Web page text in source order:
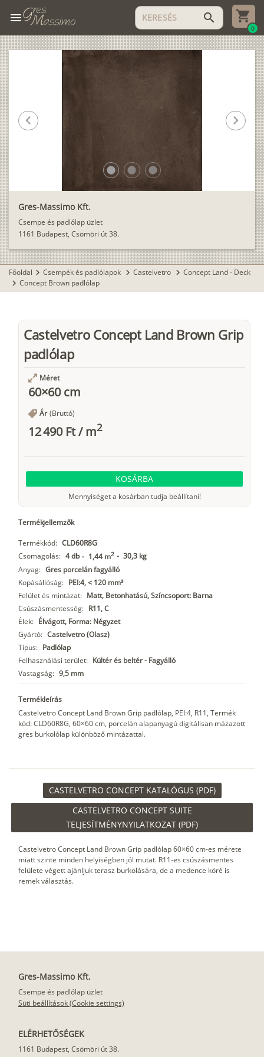
menu search
0
Gres-Massimo Kft.
Csempe és padlólap üzlet
1161 Budapest, Csömöri út 38.
lens lens lens
chevron_left chevron_right
Főoldal chevron_right Csempék és padlólapok chevron_right Castelvetro chevron_right Concept Land - Deck
chevron_right Concept Brown padlólap
Castelvetro Concept Land Brown Grip
padlólap
Méret
60×60 cm
Ár (Bruttó)
12 490 Ft/m2
KOSÁRBA
Mennyiséget a kosárban tudja beállítani!
Termékjellemzők
Termékkód: CLD60R8G
Csomagolás: 4 db - 1,44 m2 - 30,3 kg
Anyag: Gres porcelán fagyálló
Kopásállóság: PEI:4, < 120 mm³
Felület és mintázat: Matt, Betonhatású, Színcsoport: Barna
Csúszásmentesség: R11, C
Élek: Élvágott, Forma: Négyzet
Gyártó: Castelvetro (Olasz)
Típus: Padlólap
Felhasználási terület: Kültér és beltér - Fagyálló
Vastagság: 9,5 mm
Termékleírás
Castelvetro Concept Land Brown Grip padlólap, PEI:4, R11, Termék
kód: CLD60R8G, 60×60 cm, porcelán alapanyagú digitálisan mázazott
gres burkolólap különböző mintázattal.
CASTELVETRO CONCEPT KATALÓGUS (PDF)
CASTELVETRO CONCEPT SUITE
TELJESÍTMÉNYNYILATKOZAT (PDF)
Castelvetro Concept Land Brown Grip padlólap 60×60 cm-es mérete
miatt szinte minden helyiségben jól mutat. R11-es csúszásmentes
felülete végett ajánljuk terasz burkolására, de a medence köré is
remek választás.
Gres-Massimo Kft.
Csempe és padlólap üzlet
Süti beállítások (Cookie settings)
ELÉRHETŐSÉGEK
1161 Budapest, Csömöri út 38.